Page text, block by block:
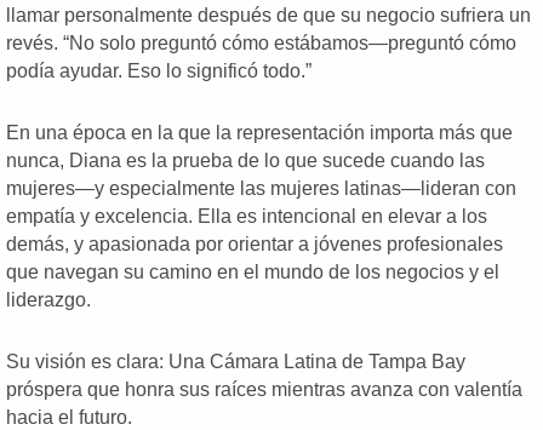
llamar personalmente después de que su negocio sufriera un
revés. “No solo preguntó cómo estábamos—preguntó cómo
podía ayudar. Eso lo significó todo.”
En una época en la que la representación importa más que
nunca, Diana es la prueba de lo que sucede cuando las
mujeres—y especialmente las mujeres latinas—lideran con
empatía y excelencia. Ella es intencional en elevar a los
demás, y apasionada por orientar a jóvenes profesionales
que navegan su camino en el mundo de los negocios y el
liderazgo.
Su visión es clara: Una Cámara Latina de Tampa Bay
próspera que honra sus raíces mientras avanza con valentía
hacia el futuro.